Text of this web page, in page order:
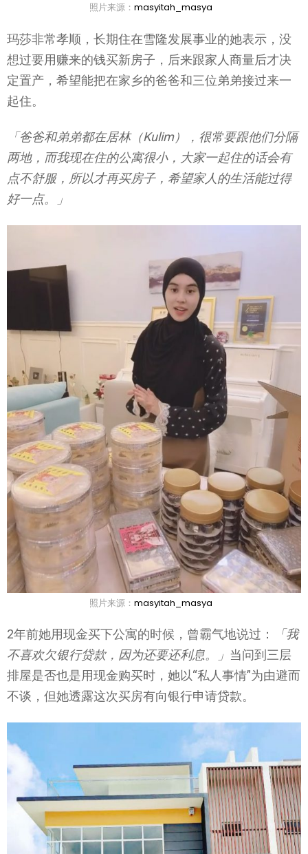
照片来源： masyitah_masya
玛莎非常孝顺，长期住在雪隆发展事业的她表示，没
想过要用赚来的钱买新房子，后来跟家人商量后才决
定置产，希望能把在家乡的爸爸和三位弟弟接过来一
起住。
「爸爸和弟弟都在居林（Kulim），很常要跟他们分隔
两地，而我现在住的公寓很小，大家一起住的话会有
点不舒服，所以才再买房子，希望家人的生活能过得
好一点。」
照片来源： masyitah_masya
2年前她用现金买下公寓的时候，曾霸气地说过：
「我
不喜欢欠银行贷款，因为还要还利息。」 当问到三层
排屋是否也是用现金购买时，她以“私人事情”为由避而
不谈，但她透露这次买房有向银行申请贷款。